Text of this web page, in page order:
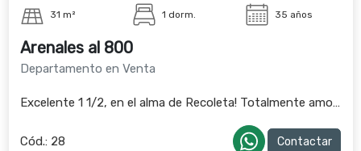
31 m² 1 dorm. 35 años
Arenales al 800
Departamento en Venta
Excelente 1 1/2, en el alma de Recoleta! Totalmente amoblado
Cód.: 28 Contactar